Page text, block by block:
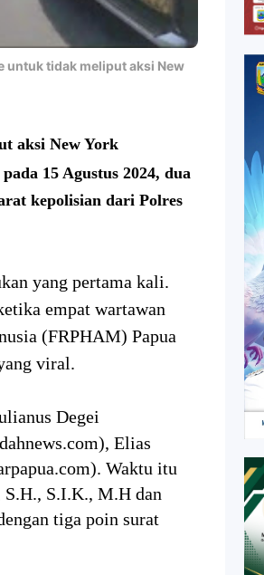
untuk tidak meliput aksi New
aksi New York
15 Agustus 2024, dua
kepolisian dari Polres
yang pertama kali.
empat wartawan
(FRPHAM) Papua
viral.
Degei
Elias
Waktu itu
S.I.K., M.H dan
tiga poin surat